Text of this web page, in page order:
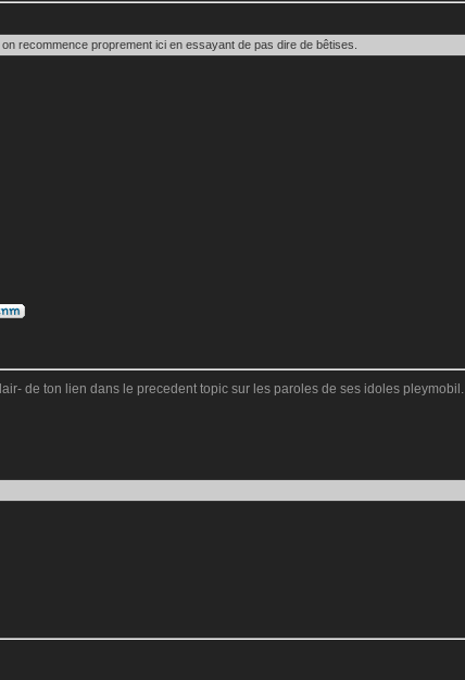
recommence proprement ici en essayant de pas dire de bêtises.
de ton lien dans le precedent topic sur les paroles de ses idoles pleymobil.